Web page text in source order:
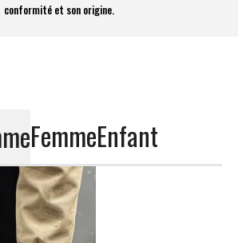
conformité et son origine.
FemmeEnfant